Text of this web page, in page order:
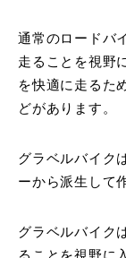
通常のロードバ
走ることを視野
を快適に走るた
どがあります。
グラベルバイク
ーから派生して
グラベルバイク